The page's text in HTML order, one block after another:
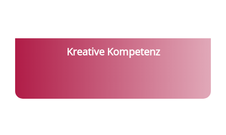
Kreative Kompetenz